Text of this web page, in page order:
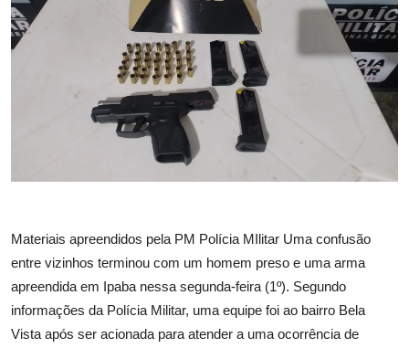
Materiais apreendidos pela PM Polícia MIlitar Uma confusão
entre vizinhos terminou com um homem preso e uma arma
apreendida em Ipaba nessa segunda-feira (1º). Segundo
informações da Polícia Militar, uma equipe foi ao bairro Bela
Vista após ser acionada para atender a uma ocorrência de